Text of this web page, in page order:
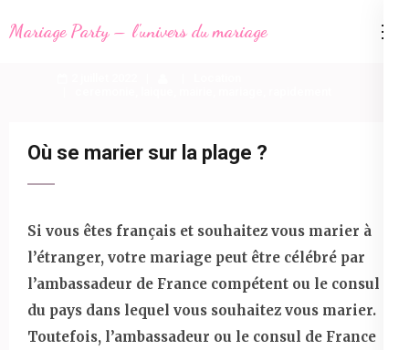
auMariage Party – l'univers du mariage
Où se marier sur la plage ?
Si vous êtes français et souhaitez vous marier à
l’étranger, votre mariage peut être célébré par
l’ambassadeur de France compétent ou le consul
du pays dans lequel vous souhaitez vous marier.
Toutefois, l’ambassadeur ou le consul de France